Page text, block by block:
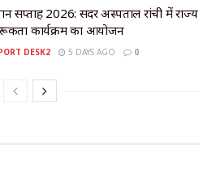
सप्ताह 2026: सदर अस्पताल रांची में राज्य
कार्यक्रम का आयोजन
DESK2 5 DAYS AGO 0